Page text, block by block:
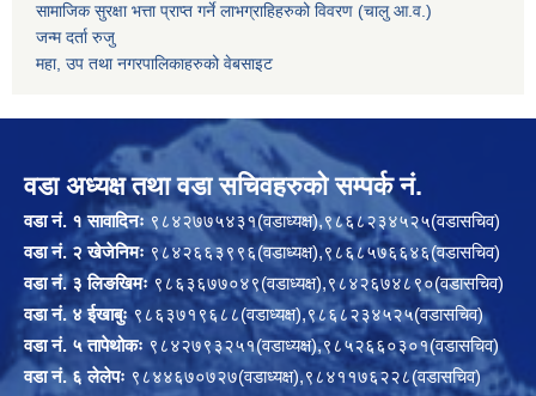
सामाजिक सुरक्षा भत्ता प्राप्त गर्ने लाभग्राहिहरुको विवरण (चालु आ.व.)
जन्म दर्ता रुजु
महा, उप तथा नगरपालिकाहरुको वेबसाइट
वडा अध्यक्ष तथा वडा सचिवहरुको सम्पर्क नं.
वडा नं. १ सावादिनः ९८४२७७५४३१(वडाध्यक्ष),९८६८२३४५२५(वडासचिव)
वडा नं. २ खेजेनिमः९८४२६६३९९६(वडाध्यक्ष),९८६८५७६६४६(वडासचिव)
वडा नं. ३ लिङखिमः९८६३६७७०४९(वडाध्यक्ष),९८४२६७४८९०(वडासचिव)
वडा नं. ४ ईखाबुः९८६३७१९६८८(वडाध्यक्ष),९८६८२३४५२५(वडासचिव)
वडा नं. ५ तापेथोकः ९८४२७९३२५१(वडाध्यक्ष),९८५२६६०३०१(वडासचिव)
वडा नं. ६ लेलेपः ९८४४६७०७२७(वडाध्यक्ष),९८४११७६२२८(वडासचिव)